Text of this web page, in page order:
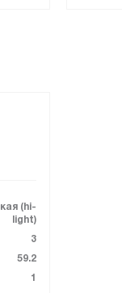
(hi-
light)
3
59.2
1